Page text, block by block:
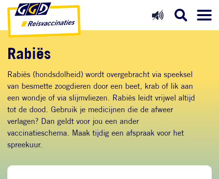
Direct naar inhoud
Direct naar hoofdnavigatie
Direct naar zoekfunctie
Rabiës
Rabiës (hondsdolheid) wordt overgebracht via speeksel
van besmette zoogdieren door een beet, krab of lik aan
een wondje of via slijmvliezen. Rabiës leidt vrijwel altijd
tot de dood. Gebruik je medicijnen die de afweer
verlagen? Dan geldt voor jou een ander
vaccinatieschema. Maak tijdig een afspraak voor het
spreekuur.